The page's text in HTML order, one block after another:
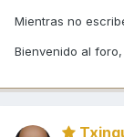
Mientras no
Bienvenido al